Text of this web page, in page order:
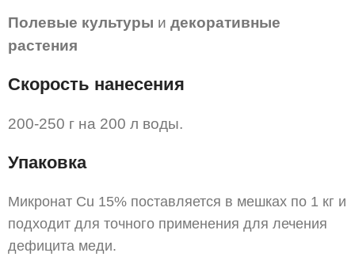
Полевые культуры и декоративные
растения
Скорость нанесения
200-250 г на 200 л воды.
Упаковка
Микронат Cu 15% поставляется в мешках по 1 кг и
подходит для точного применения для лечения
дефицита меди.